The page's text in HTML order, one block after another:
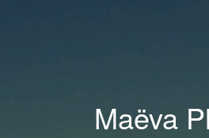
Maëva